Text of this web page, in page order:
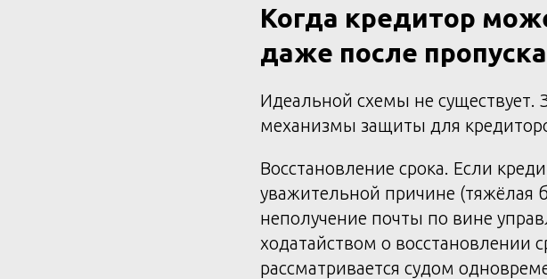
Когда кредитор
даже после
Идеальной схемы не существует.
механизмы защиты для
Восстановление срока. Если
уважительной причине (тяжёлая
неполучение почты по вине
ходатайством о восстановлении
рассматривается судом